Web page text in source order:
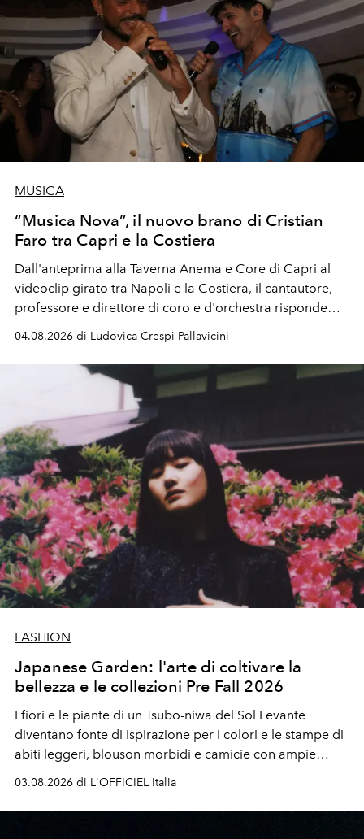
MUSICA
“Musica Nova”, il nuovo brano di Cristian
Faro tra Capri e la Costiera
Dall'anteprima alla Taverna Anema e Core di Capri al
videoclip girato tra Napoli e la Costiera, il cantautore,
professore e direttore di coro e d'orchestra risponde
04.08.2026 di Ludovica Crespi-Pallavicini
FASHION
Japanese Garden: l'arte di coltivare la
bellezza e le collezioni Pre Fall 2026
I fiori e le piante di un Tsubo-niwa del Sol Levante
diventano fonte di ispirazione per i colori e le stampe di
abiti leggeri, blouson morbidi e camicie con ampie
03.08.2026 di L'OFFICIEL Italia